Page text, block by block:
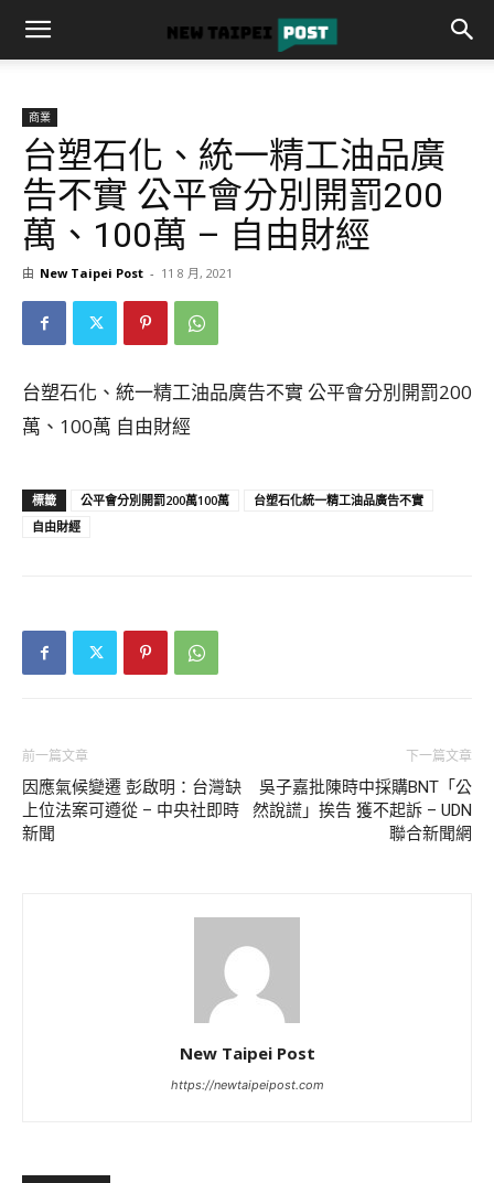
商業
台塑石化、統一精工油品廣
告不實 公平會分別開罰200
萬、100萬 – 自由財經
由 New Taipei Post - 11 8 月, 2021
台塑石化、統一精工油品廣告不實 公平會分別開罰200
萬、100萬 自由財經
標籤 公平會分別開罰200萬100萬
台塑石化統一精工油品廣告不實
自由財經
前一篇文章
因應氣候變遷 彭啟明：台灣缺
上位法案可遵從 – 中央社即時
新聞
下一篇文章
吳子嘉批陳時中採購BNT「公
然說謊」挨告 獲不起訴 – UDN
聯合新聞網
New Taipei Post
https://newtaipeipost.com